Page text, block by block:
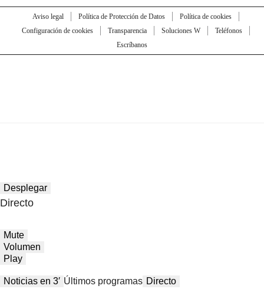
Aviso legal Política de Protección de Datos
Política de cookies
Configuración de cookies
Transparencia Soluciones W
Teléfonos
Escríbanos
Desplegar
Directo
Mute
Volumen
Play
Noticias en 3′ Últimos programas Directo